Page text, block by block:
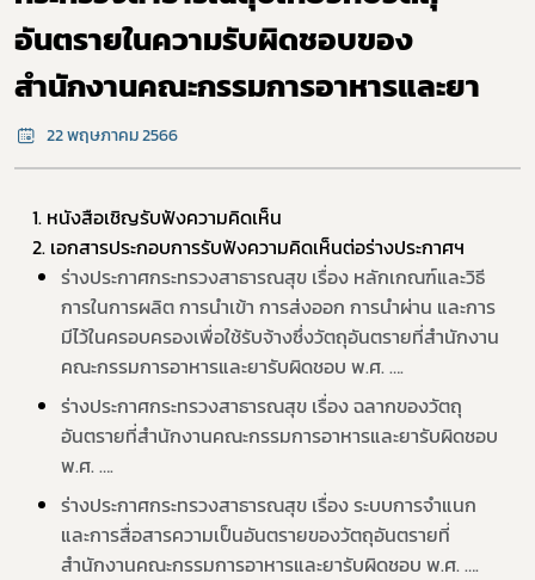
อันตรายในความรับผิดชอบของ
สำนักงานคณะกรรมการอาหารและยา
22 พฤษภาคม 2566
1. หนังสือเชิญรับฟังความคิดเห็น
2. เอกสารประกอบการรับฟังความคิดเห็นต่อร่างประกาศฯ
ร่างประกาศกระทรวงสาธารณสุข เรื่อง หลักเกณฑ์และวิธี
การในการผลิต การนำเข้า การส่งออก การนำผ่าน และการ
มีไว้ในครอบครองเพื่อใช้รับจ้างซึ่งวัตถุอันตรายที่สำนักงาน
คณะกรรมการอาหารและยารับผิดชอบ พ.ศ. ….
ร่างประกาศกระทรวงสาธารณสุข เรื่อง ฉลากของวัตถุ
อันตรายที่สำนักงานคณะกรรมการอาหารและยารับผิดชอบ
พ.ศ. ….
ร่างประกาศกระทรวงสาธารณสุข เรื่อง ระบบการจำแนก
และการสื่อสารความเป็นอันตรายของวัตถุอันตรายที่
สำนักงานคณะกรรมการอาหารและยารับผิดชอบ พ.ศ. ….
Subscribe
เลือกหัวข้อที่ท่านต้องการ Subscribe
ผู้ประกอบการณ์